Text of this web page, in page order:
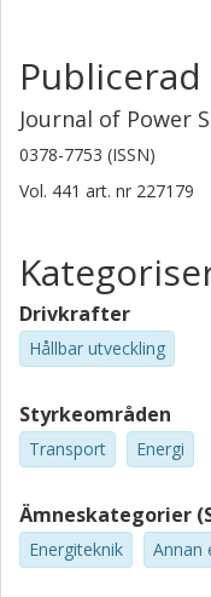
Publicerad
Journal of Power
0378-7753 (ISSN)
Vol. 441 art. nr 227179
Drivkrafter
Hållbar utveckling
Styrkeområden
Transport Energi
Ämneskategorier
Energiteknik Annan